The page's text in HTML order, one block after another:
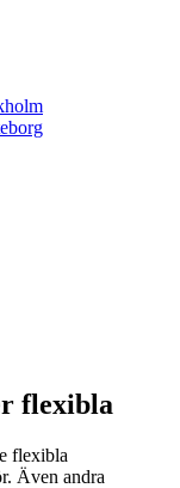
flexibla
flexibla
Även andra